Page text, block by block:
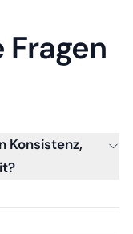
Konsistenz,